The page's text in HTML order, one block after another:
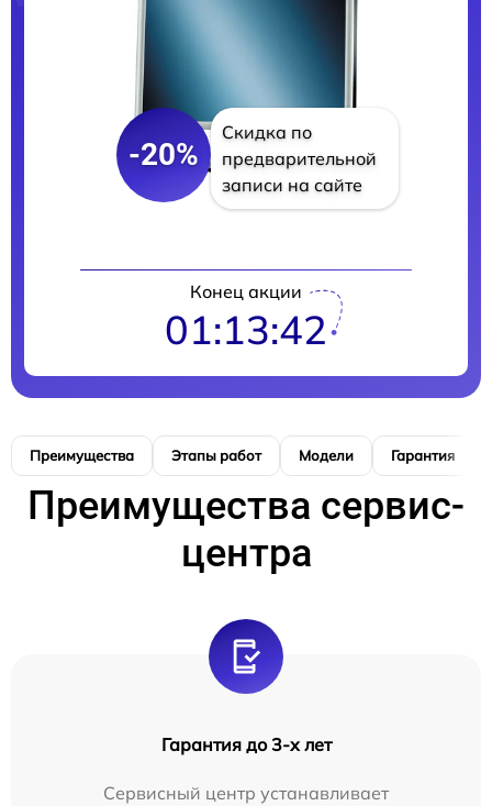
-20%
Скидка по
предварительной
записи на сайте
Конец акции
01:13:41
Преимущества Этапы работ Модели Гарантия
Преимущества сервис-
центра
Гарантия до 3-х лет
Сервисный центр устанавливает